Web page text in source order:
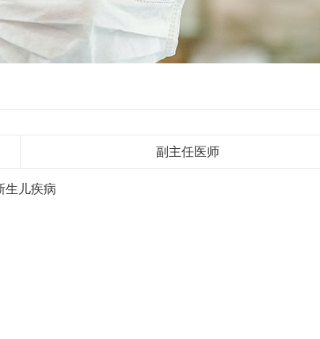
副主任医师
生儿疾病